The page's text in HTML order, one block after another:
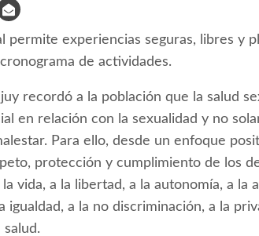
permite experiencias seguras, libres y
de actividades.
recordó a la población que la salud
en relación con la sexualidad y no
Para ello, desde un enfoque
protección y cumplimiento de los
vida, a la libertad, a la autonomía, a la
igualdad, a la no discriminación, a la